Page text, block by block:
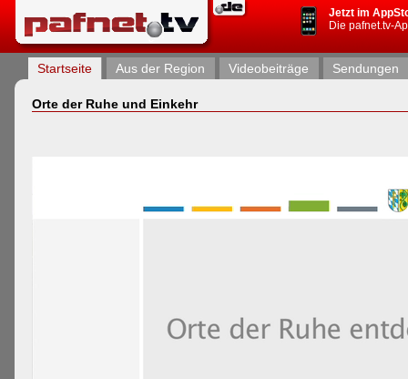
Jetzt im
Die pafnet.tv-
Startseite Aus der Region Videobeiträge Sendungen
Orte der Ruhe und Einkehr